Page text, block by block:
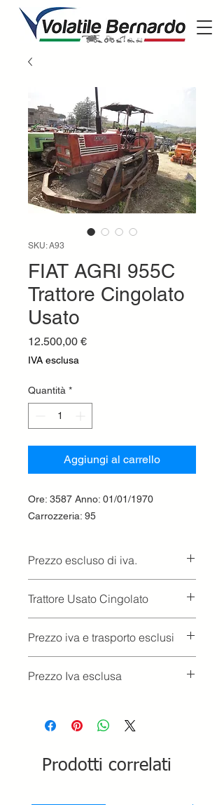
SKU: A93
FIAT AGRI 955C
Trattore Cingolato
Usato
12.500,00 €Prezzo
IVA esclusa
Quantità *
Aggiungi al carrello
Ore: 3587 Anno: 01/01/1970
Carrozzeria: 95
Prezzo escluso di iva.
Trattore Usato Cingolato
Prezzo iva e trasporto esclusi
Prezzo Iva esclusa
Prodotti correlati